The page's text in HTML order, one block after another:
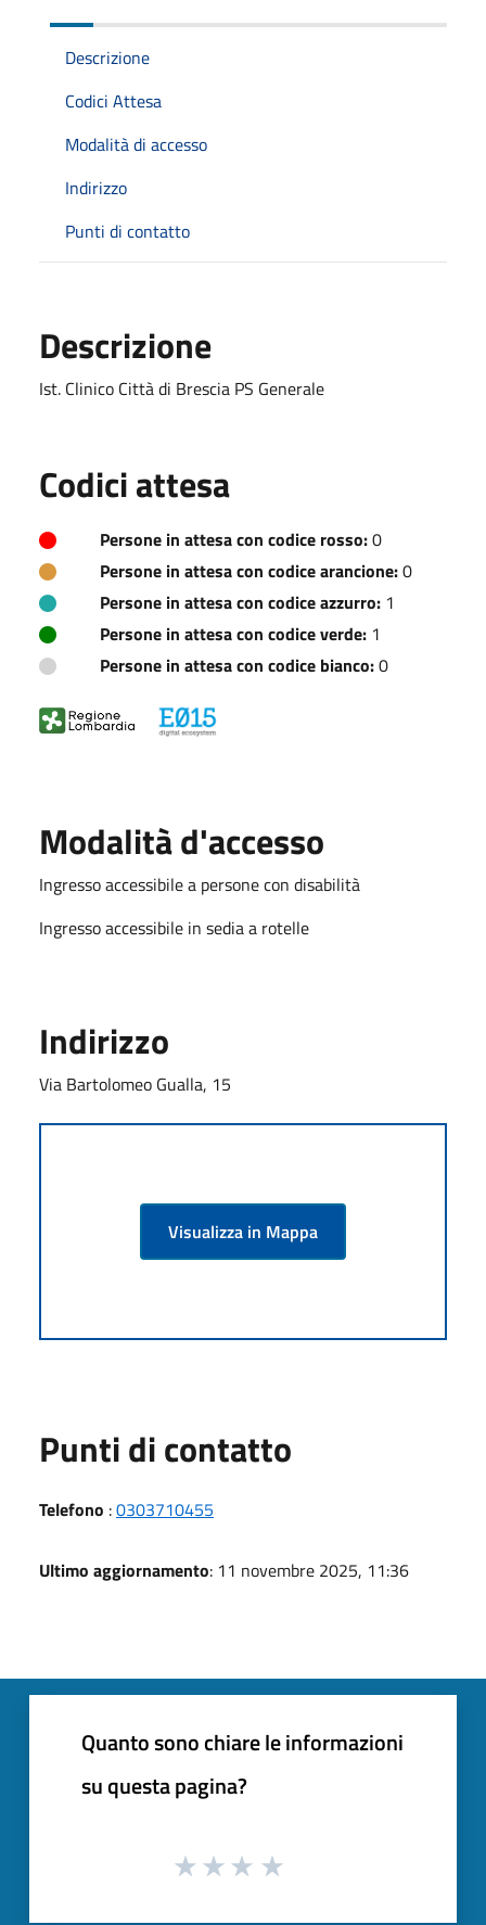
Descrizione
Codici Attesa
Modalità di accesso
Indirizzo
Punti di contatto
Descrizione
Ist. Clinico Città di Brescia PS Generale
Codici attesa
Persone in attesa con codice rosso:0
Persone in attesa con codice arancione:0
Persone in attesa con codice azzurro: 1
Persone in attesa con codice verde: 1
Persone in attesa con codice bianco:0
Modalità d'accesso
Ingresso accessibile a persone con disabilità
Ingresso accessibile in sedia a rotelle
Indirizzo
Via Bartolomeo Gualla, 15
Visualizza in Mappa
Punti di contatto
Telefono :0303710455
Ultimo aggiornamento: 11 novembre 2025, 11:36
Quanto sono chiare le informazioni
su questa pagina?